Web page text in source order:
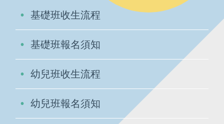
基礎班收生流程
基礎班報名須知
幼兒班收生流程
幼兒班報名須知